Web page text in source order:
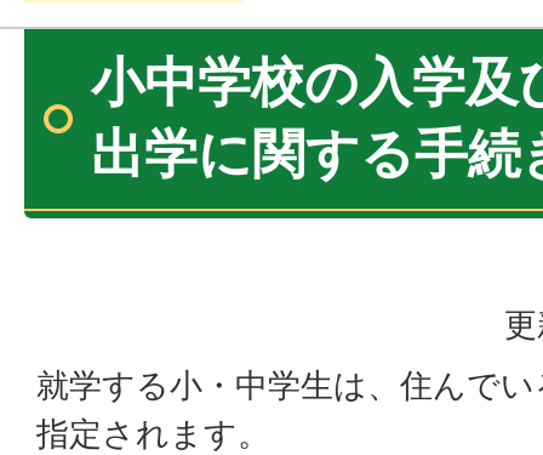
小中学校の入学及
出学に関する手続
就学する小・中学生は、住んで
指定されます。